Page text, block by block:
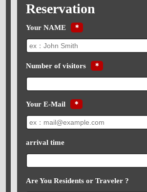
Reservation
Your NAME ＊
Number of visitors ＊
Your E-Mail ＊
arrival time
Are You Residents or Traveler ?